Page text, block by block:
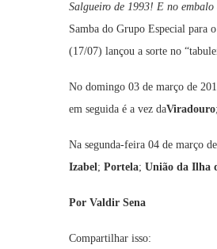
Salgueiro de 1993! E no
Samba do Grupo Especial para
(17/07) lançou a sorte no
No domingo 03 de março de
em seguida é a vez daViradouro
Na segunda-feira 04 de março
Izabel; Portela; União da Ilha
Por Valdir Sena
Compartilhar isso: